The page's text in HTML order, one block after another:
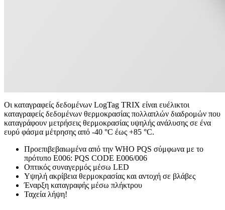
Οι καταγραφείς δεδομένων LogTag TRIX είναι ευέλικτοι
καταγραφείς δεδομένων θερμοκρασίας πολλαπλών διαδρομών που
καταγράφουν μετρήσεις θερμοκρασίας υψηλής ανάλυσης σε ένα
ευρύ φάσμα μέτρησης από -40 °C έως +85 °C.
Προεπιβεβαιωμένα από την WHO PQS σύμφωνα με το
πρότυπο E006: PQS CODE E006/006
Οπτικός συναγερμός μέσω LED
Υψηλή ακρίβεια θερμοκρασίας και αντοχή σε βλάβες
Έναρξη καταγραφής μέσω πλήκτρου
Ταχεία λήψη!